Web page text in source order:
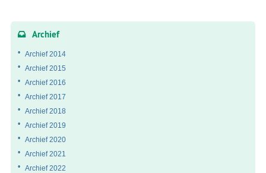
Archief
Archief 2014
Archief 2015
Archief 2016
Archief 2017
Archief 2018
Archief 2019
Archief 2020
Archief 2021
Archief 2022